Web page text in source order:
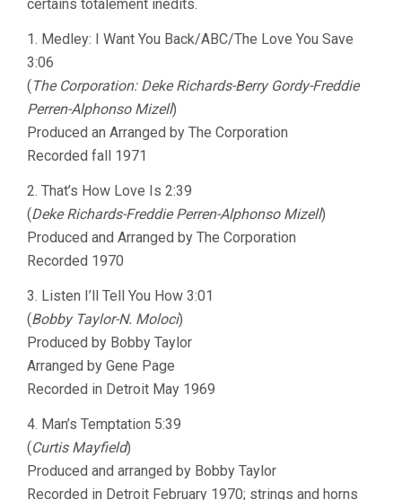
certains totalement inédits.
1. Medley: I Want You Back/ABC/The Love You Save
3:06
(The Corporation: Deke Richards-Berry Gordy-Freddie
Perren-Alphonso Mizell)
Produced an Arranged by The Corporation
Recorded fall 1971
2. That’s How Love Is 2:39
(Deke Richards-Freddie Perren-Alphonso Mizell)
Produced and Arranged by The Corporation
Recorded 1970
3. Listen I’ll Tell You How 3:01
(Bobby Taylor-N. Moloci)
Produced by Bobby Taylor
Arranged by Gene Page
Recorded in Detroit May 1969
4. Man’s Temptation 5:39
(Curtis Mayfield)
Produced and arranged by Bobby Taylor
Recorded in Detroit February 1970; strings and horns